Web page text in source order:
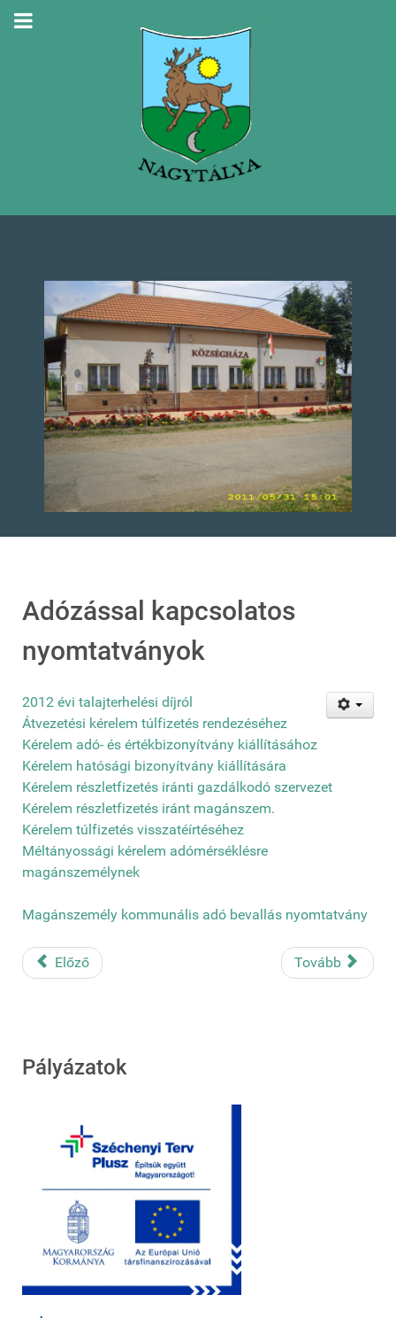
Adózással kapcsolatos
nyomtatványok
2012 évi talajterhelési díjról
Átvezetési kérelem túlfizetés rendezéséhez
Kérelem adó- és értékbizonyítvány kiállításához
Kérelem hatósági bizonyítvány kiállítására
Kérelem részletfizetés iránti gazdálkodó szervezet
Kérelem részletfizetés iránt magánszem.
Kérelem túlfizetés visszatéírtéséhez
Méltányossági kérelem adómérséklésre
magánszemélynek
Magánszemély kommunális adó bevallás nyomtatvány
Előző Tovább
Pályázatok